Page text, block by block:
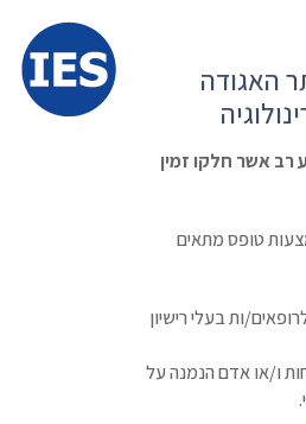
חברים
למועד מאוחר יותר
האגודה
רב אשר חלקו זמין
טופס מתאים
ות בעלי רישיון
ו/או אדם הנמנה על